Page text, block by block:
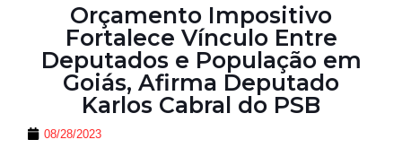
Orçamento Impositivo
Fortalece Vínculo Entre
Deputados e População em
Goiás, Afirma Deputado
Karlos Cabral do PSB
08/28/2023